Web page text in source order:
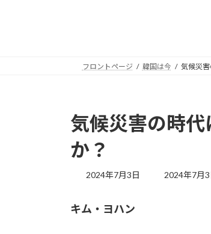
フロントページ 韓国は今 気候災
気候災害の時
か？
2024年7月3日
最
2024年7月3
キム・ヨハン